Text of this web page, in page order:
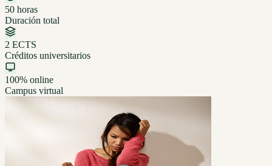
50 horas
Duración total
2 ECTS
Créditos universitarios
100% online
Campus virtual